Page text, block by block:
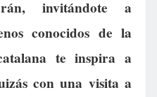
invitándote a
conocidos de la
te inspira a
con una visita a